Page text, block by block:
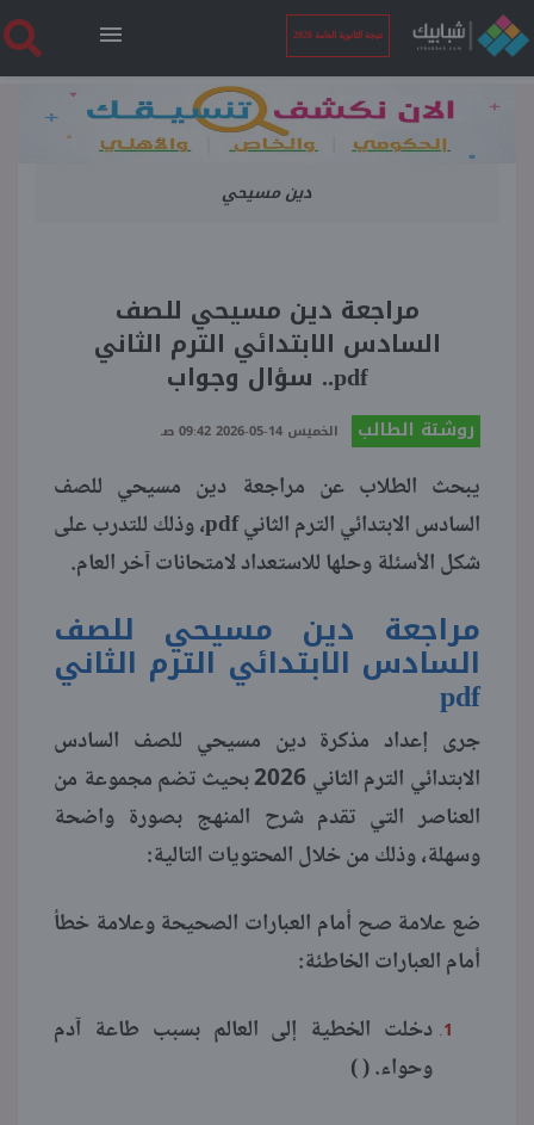
نتيجة الثانوية العامة 2026
الرئيسية
نتيجة الثانوية العامة 2026
فنجان قهوة
بوابة الطلبة
ملفات
دين مسيحي
مراجعة دين مسيحي للصف
السادس الابتدائي الترم الثاني
pdf.. سؤال وجواب
روشتة الطالب الخميس 14-05-2026 09:42 صـ
يبحث الطلاب عن مراجعة دين مسيحي للصف
السادس الابتدائي الترم الثاني pdf، وذلك للتدرب على
شكل الأسئلة وحلها للاستعداد لامتحانات آخر العام.
مراجعة دين مسيحي للصف
السادس الابتدائي الترم الثاني
pdf
جرى إعداد مذكرة دين مسيحي للصف السادس
الابتدائي الترم الثاني 2026 بحيث تضم مجموعة من
العناصر التي تقدم شرح المنهج بصورة واضحة
وسهلة، وذلك من خلال المحتويات التالية:
ضع علامة صح أمام العبارات الصحيحة وعلامة خطأ
أمام العبارات الخاطئة:
دخلت الخطية إلى العالم بسبب طاعة آدم
وحواء. ( )